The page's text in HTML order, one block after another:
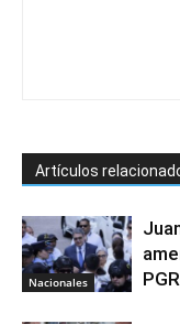
Artículos
Nacionales